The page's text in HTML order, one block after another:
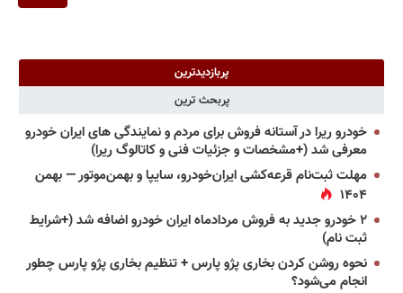
پربازدیدترین
پربحث ترین
خودرو ریرا در آستانه فروش برای مردم و نمایندگی های ایران خودرو
معرفی شد (+مشخصات و جزئیات فنی و کاتالوگ ریرا)
مهلت ثبت‌نام قرعه‌کشی ایران‌خودرو، سایپا و بهمن‌موتور — بهمن
۱۴۰۴
۲ خودرو جدید به فروش مردادماه ایران خودرو اضافه شد (+شرایط
ثبت نام)
نحوه روشن کردن بخاری پژو پارس + تنظیم بخاری پژو پارس چطور
انجام می‌شود؟